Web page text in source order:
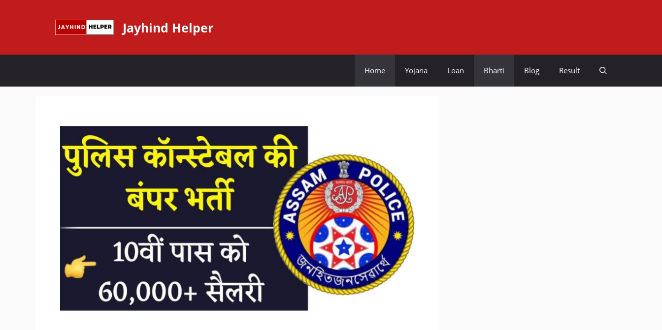
Jayhind Helper
Home Yojana Loan Bharti Blog Result